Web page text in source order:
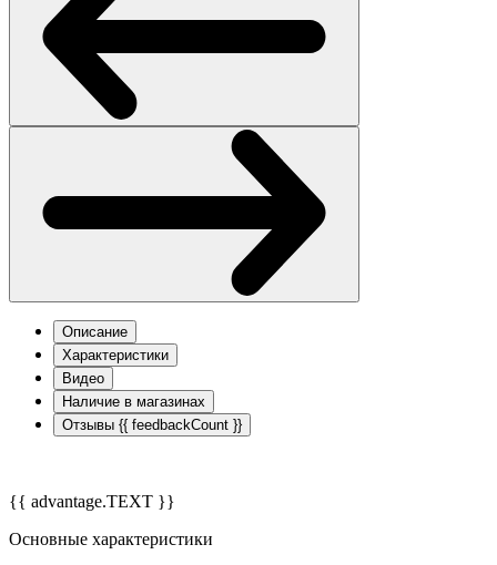
Описание
Характеристики
Видео
Наличие в магазинах
Отзывы {{ feedbackCount }}
{{ advantage.TEXT }}
Основные характеристики